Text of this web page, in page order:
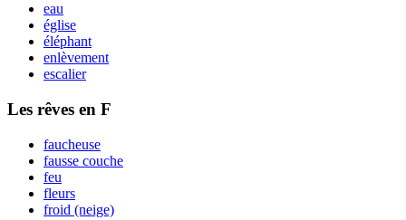
eau
église
éléphant
enlèvement
escalier
Les rêves en F
faucheuse
fausse couche
feu
fleurs
froid (neige)